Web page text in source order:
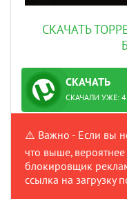
СКАЧАТЬ
СКАЧАТЬ
ТОРРЕНТ
ПРОВЕРЕНО СКАЧАЛИ УЖЕ:
⚠️ Важно - Если вы
что выше,
блокировщик
ссылка на загрузку